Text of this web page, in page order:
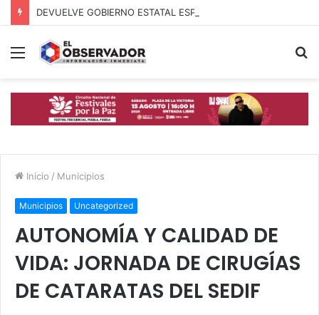
Menú
Inicio / Municipios
Municipios Uncategorized
AUTONOMÍA Y CALIDAD DE
VIDA: JORNADA DE CIRUGÍAS
DE CATARATAS DEL SEDIF